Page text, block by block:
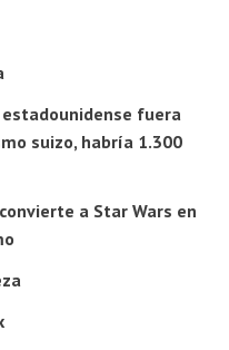
fuera
suizo, habría 1.300
a Star Wars en